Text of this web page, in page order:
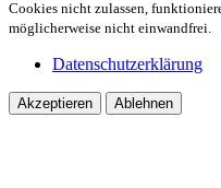
Cookies nicht zulassen,
möglicherweise nicht einwandfrei.
Datenschutzerklärung
Akzeptieren Ablehnen